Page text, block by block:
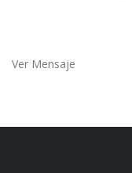
Ver Mensaje